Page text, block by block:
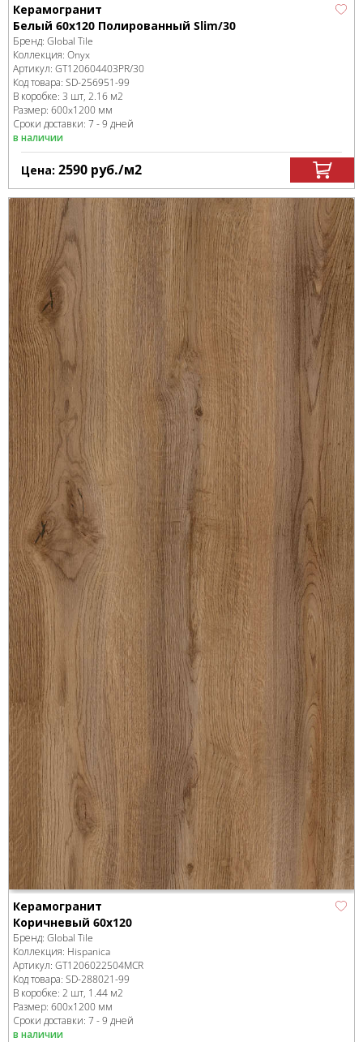
Керамогранит
Белый 60x120 Полированный Slim/30
Бренд: Global Tile
Коллекция: Onyx
Артикул: GT120604403PR/30
Код товара: SD-256951-99
В коробке: 3 шт, 2.16 м2
Размер: 600x1200 мм
Сроки доставки: 7 - 9 дней
в наличии
Цена: 2590 руб./м2
Керамогранит
Коричневый 60x120
Бренд: Global Tile
Коллекция: Hispanica
Артикул: GT1206022504MCR
Код товара: SD-288021-99
В коробке: 2 шт, 1.44 м2
Размер: 600x1200 мм
Сроки доставки: 7 - 9 дней
в наличии